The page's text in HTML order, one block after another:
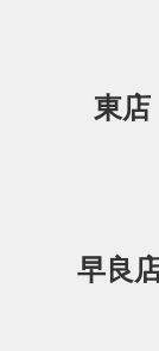
定休日
太宰府
東店
早良
定
福